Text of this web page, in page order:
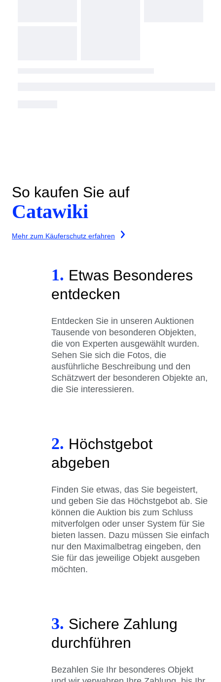
So kaufen Sie auf
Catawiki
Mehr zum Käuferschutz erfahren
1. Etwas Besonderes
entdecken
Entdecken Sie in unseren Auktionen
Tausende von besonderen Objekten,
die von Experten ausgewählt wurden.
Sehen Sie sich die Fotos, die
ausführliche Beschreibung und den
Schätzwert der besonderen Objekte an,
die Sie interessieren.
2. Höchstgebot
abgeben
Finden Sie etwas, das Sie begeistert,
und geben Sie das Höchstgebot ab. Sie
können die Auktion bis zum Schluss
mitverfolgen oder unser System für Sie
bieten lassen. Dazu müssen Sie einfach
nur den Maximalbetrag eingeben, den
Sie für das jeweilige Objekt ausgeben
möchten.
3. Sichere Zahlung
durchführen
Bezahlen Sie Ihr besonderes Objekt